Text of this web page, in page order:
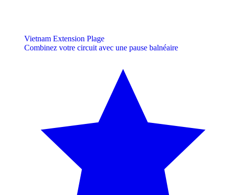
Vietnam Extension Plage
Combinez votre circuit avec une pause balnéaire